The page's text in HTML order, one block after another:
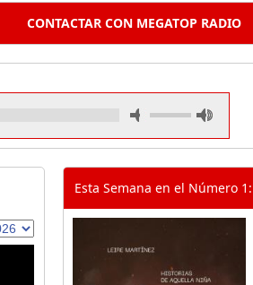
CONTACTAR CON MEGATOP RADIO
Esta Semana en el Número 1: